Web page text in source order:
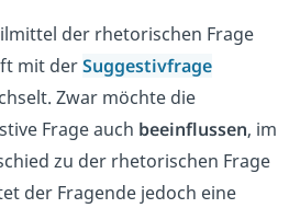
der rhetorischen Frage
mit derSuggestivfrage
Zwar möchte die
Frage auch beeinflussen, im
zu der rhetorischen Frage
der Fragende jedoch eine